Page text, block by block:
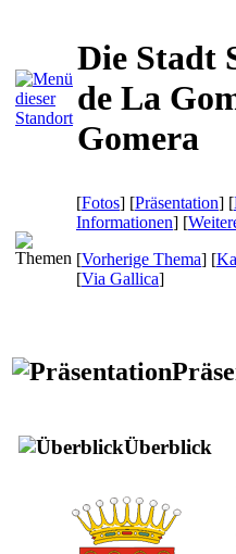
Die Stadt
de La
Gomera
[Fotos] [Präsentation] [
Informationen] [
[Vorherige Thema] [
[Via Gallica]
Überblick